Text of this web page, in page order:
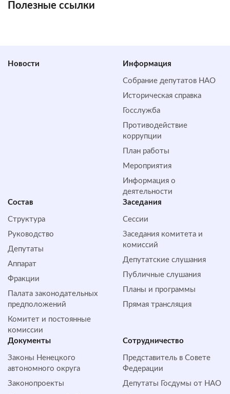
Полезные ссылки
Новости Информация
Собрание депутатов НАО
Историческая справка
Госслужба
Противодействие
коррупции
План работы
Мероприятия
Информация о
деятельности
Состав
Структура
Руководство
Депутаты
Аппарат
Фракции
Палата законодательных
предположений
Комитет и постоянные
комиссии
Заседания
Сессии
Заседания комитета и
комиссий
Депутатские слушания
Публичные слушания
Планы и программы
Прямая трансляция
Документы
Законы Ненецкого
автономного округа
Законопроекты
Сотрудничество
Представитель в Совете
Федерации
Депутаты Госдумы от НАО